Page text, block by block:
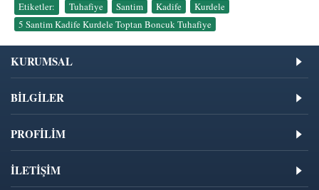
Etiketler: Tuhafiye Santim Kadife Kurdele
5 Santim Kadife Kurdele Toptan Boncuk Tuhafiye
KURUMSAL
BİLGİLER
PROFİLİM
İLETIŞIM